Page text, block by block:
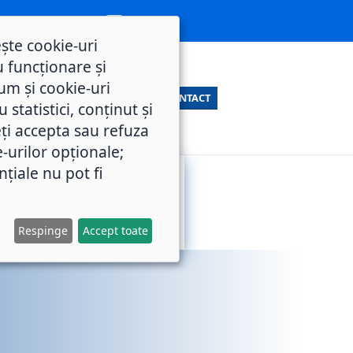
CONTACT
cookie-uri
funcționare și
și cookie-uri
statistici, conținut și
accepta sau refuza
urilor opționale;
nu pot fi
Respinge Accept toate